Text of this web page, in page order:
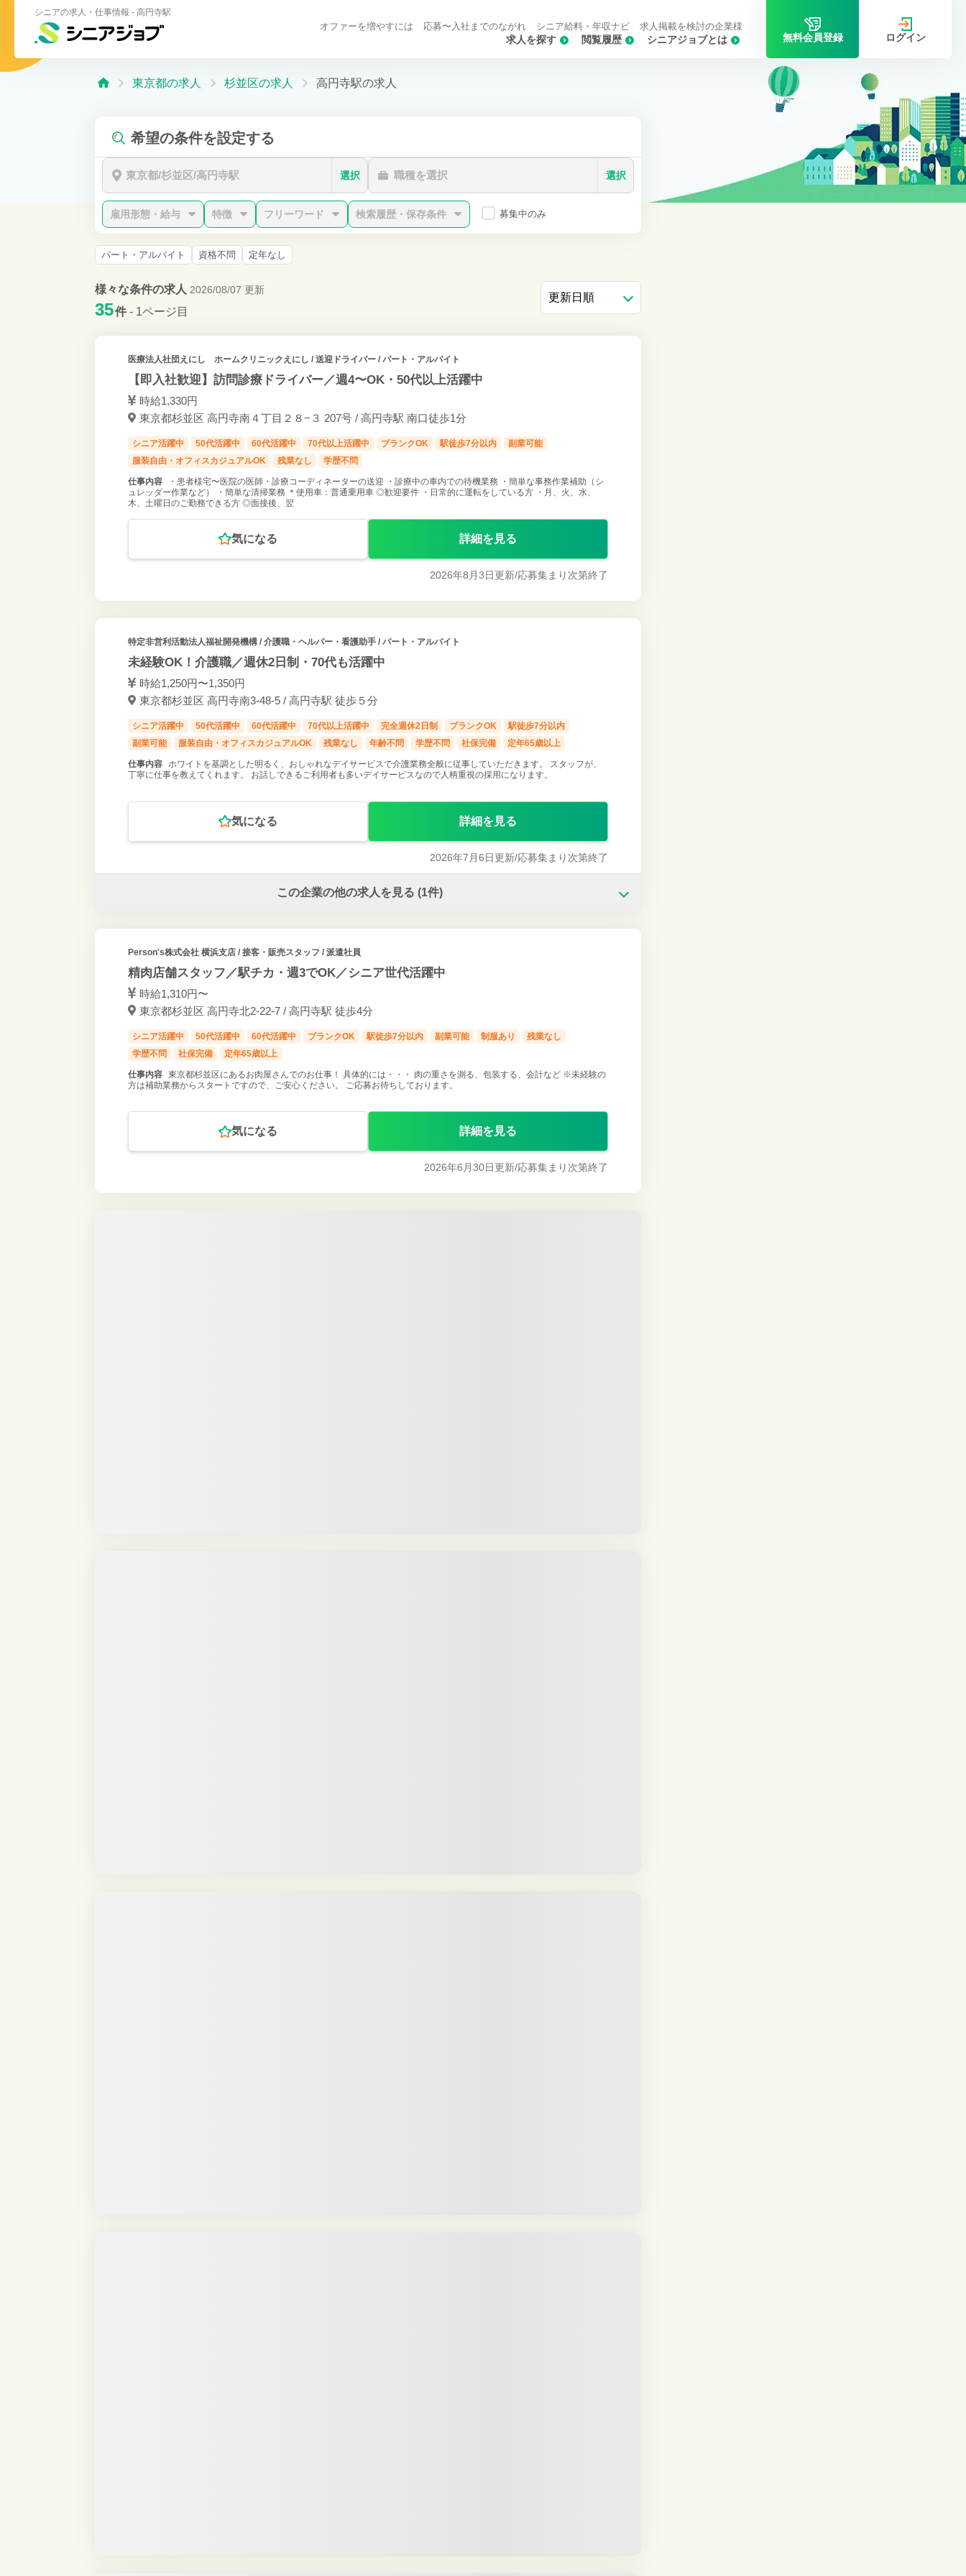
シニアの求人・仕事情報 - 高円寺駅
求人を探す シニアジョブとは
閲覧履歴
オファーを増やすには 応募〜入社までのながれ シニア給料・年収ナビ 求人掲載を検討の企業様
無料会員登録 ログイン
東京都の求人 杉並区の求人 高円寺駅の求人
希望の条件を設定する
東京都/杉並区/高円寺駅 選択 職種を選択 選択
雇用形態・給与 特徴 フリーワード 検索履歴・保存条件 募集中のみ
パート・アルバイト 資格不問 定年なし
様々な条件の求人 2026/08/07 更新
35件 - 1ページ目
医療法人社団えにし ホームクリニックえにし / 送迎ドライバー / パート・アルバイト
【即入社歓迎】訪問診療ドライバー／週4〜OK・50代以上活躍中
時給1,330円
東京都杉並区 高円寺南４丁目２８−３ 207号 / 高円寺駅 南口徒歩1分
シニア活躍中 50代活躍中 60代活躍中 70代以上活躍中 ブランクOK 駅徒歩7分以内
副業可能
服装自由・オフィスカジュアルOK
残業なし 学歴不問
仕事内容
・患者様宅〜医院の医師・診療コーディネーターの送迎 ・診療中の車内での待機業務 ・簡単な事務作業補助（シ
ュレッダー作業など） ・簡単な清掃業務 ＊使用車：普通乗用車 ◎歓迎要件 ・日常的に運転をしている方 ・月、火、水、
木、土曜日のご勤務できる方 ◎面接後、翌
気になる 詳細を見る
2026年8月3日更新/応募集まり次第終了
特定非営利活動法人福祉開発機構/ 介護職・ヘルパー・看護助手 / パート・アルバイト
未経験OK！介護職／週休2日制・70代も活躍中
時給1,250円〜1,350円
東京都杉並区 高円寺南3-48-5 / 高円寺駅 徒歩５分
シニア活躍中 50代活躍中 60代活躍中 70代以上活躍中 完全週休2日制 ブランクOK
駅徒歩7分以内
副業可能
服装自由・オフィスカジュアルOK 残業なし 年齢不問 学歴不問 社保完備 定年65歳以上
仕事内容
ホワイトを基調とした明るく、おしゃれなデイサービスで介護業務全般に従事していただきます。 スタッフが、
丁寧に仕事を教えてくれます。 お話しできるご利用者も多いデイサービスなので人柄重視の採用になります。
気になる 詳細を見る
2026年7月6日更新/応募集まり次第終了
この企業の他の求人を見る (1件)
Person's株式会社 横浜支店/ 接客・販売スタッフ / 派遣社員
精肉店舗スタッフ／駅チカ・週3でOK／シニア世代活躍中
時給1,310円〜
東京都杉並区 高円寺北2-22-7 / 高円寺駅 徒歩4分
シニア活躍中 50代活躍中 60代活躍中 ブランクOK 駅徒歩7分以内 副業可能 制服あり
残業なし
学歴不問
社保完備 定年65歳以上
仕事内容
東京都杉並区にあるお肉屋さんでのお仕事！ 具体的には・・・ 肉の重さを測る、包装する、会計など ※未経験の
方は補助業務からスタートですので、ご安心ください。 ご応募お待ちしております。
気になる 詳細を見る
2026年6月30日更新/応募集まり次第終了